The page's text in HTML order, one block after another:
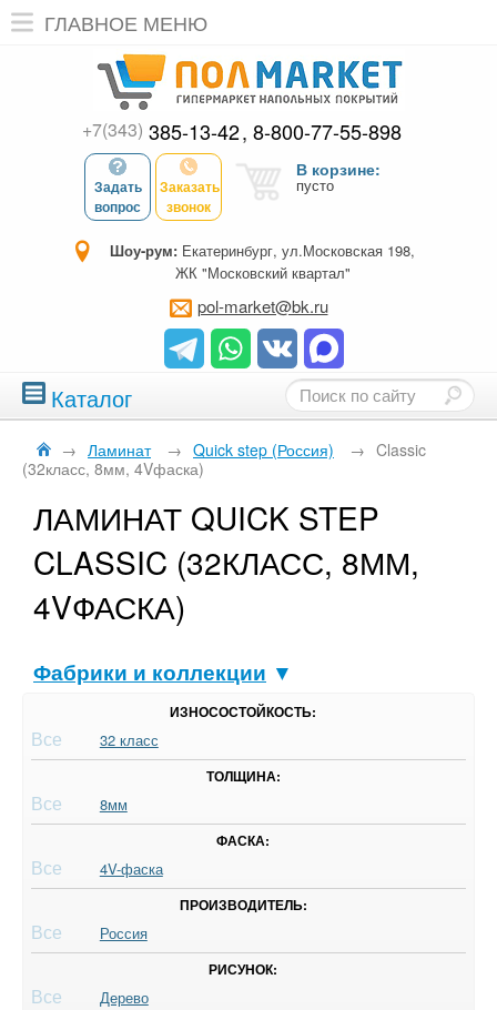
ГЛАВНОЕ МЕНЮ
+7(343) 385-13-42 8-800-77-55-898
Задать
вопрос
Заказать
звонок
В корзине:
пусто
Шоу-рум: Екатеринбург, ул.Московская 198,
ЖК "Московский квартал"
pol-market@bk.ru
Каталог
→ Ламинат → Quick step (Россия) → Classic
(32класс, 8мм, 4Vфаска)
ЛАМИНАТ QUICK STEP
CLASSIC (32КЛАСС, 8ММ,
4VФАСКА)
Фабрики и коллекции ▼
ИЗНОСОСТОЙКОСТЬ:
Все 32 класс
ТОЛЩИНА:
Все 8мм
ФАСКА:
Все 4V-фаска
ПРОИЗВОДИТЕЛЬ:
Все Россия
РИСУНОК:
Все Дерево